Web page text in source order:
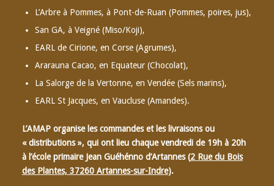
L’Arbre à Pommes, à Pont-de-Ruan (Pommes, poires, jus),
San GA, à Veigné (Miso/Koji),
EARL de Cirione, en Corse (Agrumes),
Ararauna Cacao, en Equateur (Chocolat),
La Salorge de la Vertonne, en Vendée (Sels marins),
EARL St Jacques, en Vaucluse (Amandes).
L’AMAP organise les commandes et les livraisons ou
« distributions », qui ont lieu chaque vendredi de 19h à 20h
à l’école primaire Jean Guéhénno d’Artannes (2 Rue du Bois
des Plantes, 37260 Artannes-sur-Indre).